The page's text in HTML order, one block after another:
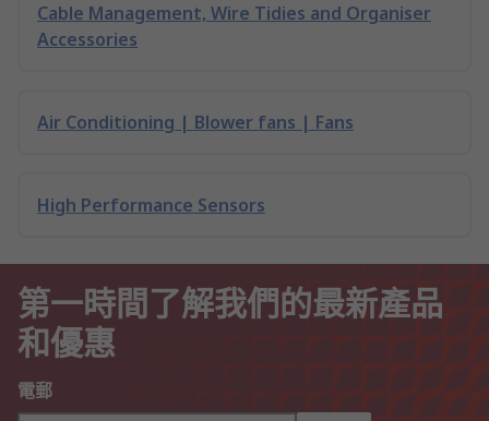
Cable Management, Wire Tidies and Organiser
Accessories
Air Conditioning | Blower fans | Fans
High Performance Sensors
第一時間了解我們的最新產品
和優惠
電郵